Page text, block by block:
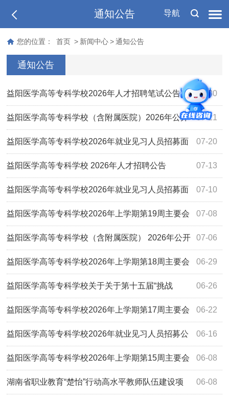
导航
通知公告
您的位置： 首页 > 新闻中心 > 通知公告
通知公告
07-30
益阳医学高等专科学校2026年人才招聘笔试公告
07-21
益阳医学高等专科学校（含附属医院）2026年公开
招聘事业单位工作人员拟聘用名单公示（第三批） 07-20
益阳医学高等专科学校2026年就业见习人员招募面
试成绩及体检入围人员名单公示 07-13
益阳医学高等专科学校 2026年人才招聘公告
07-10
益阳医学高等专科学校2026年就业见习人员招募面
试公告 07-08
益阳医学高等专科学校2026年上学期第19周主要会
议活动安排 07-06
益阳医学高等专科学校（含附属医院） 2026年公开
招聘事业单位工作人员拟聘用名单公示（第二批） 06-29
益阳医学高等专科学校2026年上学期第18周主要会
议活动安排 06-26
益阳医学高等专科学校关于关于第十五届“挑战
杯”建设银行中国大学生创业计划竞赛拟推荐国赛项目公示
06-22
益阳医学高等专科学校2026年上学期第17周主要会
议活动安排 06-16
益阳医学高等专科学校2026年就业见习人员招募公
告 06-08
益阳医学高等专科学校2026年上学期第15周主要会
议活动安排 06-08
湖南省职业教育“楚怡”行动高水平教师队伍建设项